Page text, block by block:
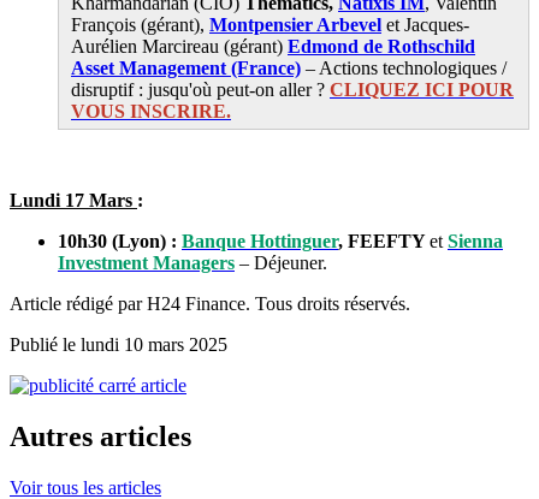
François (gérant), Montpensier Arbevel et Jacques-
Aurélien Marcireau (gérant) Edmond de Rothschild
Asset Management (France) – Actions technologiques /
disruptif : jusqu'où peut-on aller ? CLIQUEZ ICI POUR
VOUS INSCRIRE.
Lundi 17 Mars :
10h30 (Lyon) : Banque Hottinguer, FEEFTYet Sienna
Investment Managers – Déjeuner.
Article rédigé par H24 Finance. Tous droits réservés.
Publié le lundi 10 mars 2025
Autres articles
Voir tous les articles